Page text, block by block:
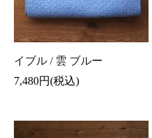
イブル / 雲 ブルー
7,480円(税込)